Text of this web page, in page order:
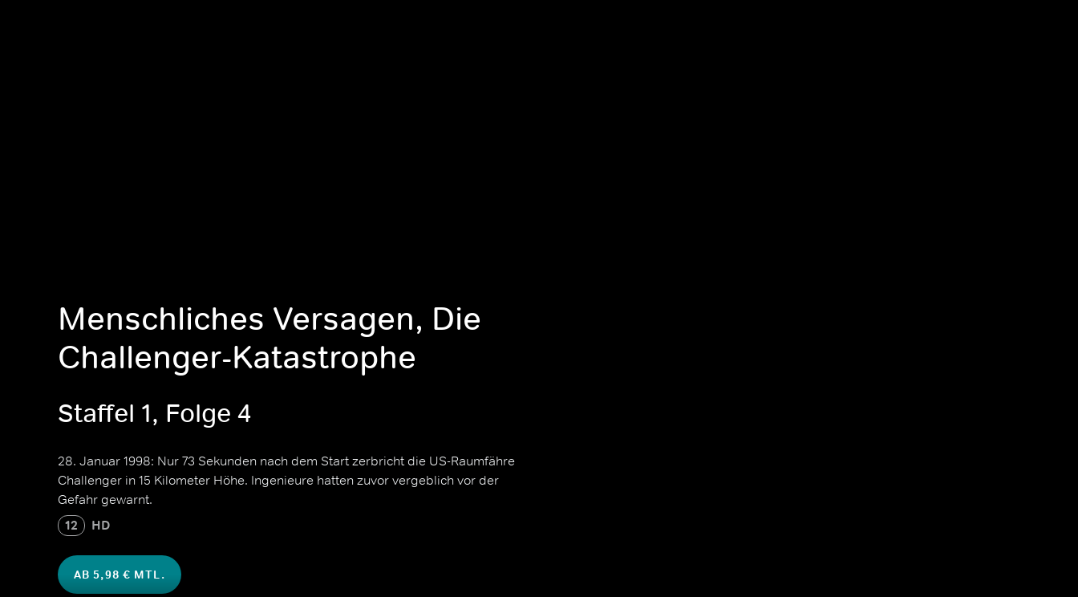
Menschliches Versagen, Die
Challenger-Katastrophe
Staffel 1, Folge 4
28. Januar 1998: Nur 73 Sekunden nach dem Start zerbricht die US-Raumfähre
Challenger in 15 Kilometer Höhe. Ingenieure hatten zuvor vergeblich vor der
Gefahr gewarnt.
12 HD
AB 5,98 € MTL.